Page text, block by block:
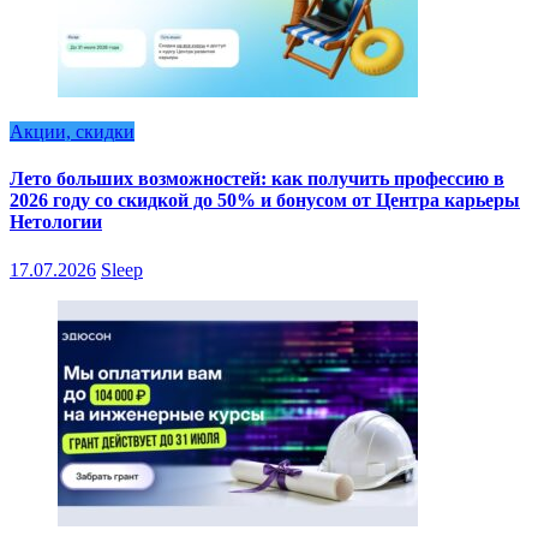
Акции, скидки
Лето больших возможностей: как получить профессию в
2026 году со скидкой до 50% и бонусом от Центра карьеры
Нетологии
17.07.2026 Sleep